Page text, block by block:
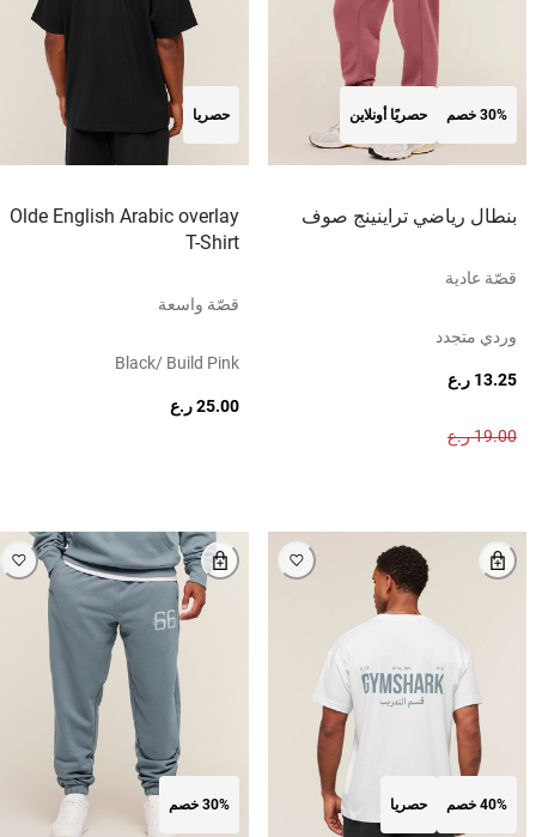
30% خصم حصريًا أونلاين
بنطال رياضي تراينينج صوف
قصّة عادية
وردي متجدد
13.25 ر.ع
19.00 ر.ع
حصريا
Olde English Arabic overlay
T-Shirt
قصّة واسعة
Black/ Build Pink
25.00 ر.ع
40% خصم حصريا 30% خصم